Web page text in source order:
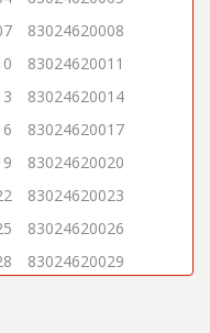
83024620008
83024620011
83024620014
83024620017
83024620020
83024620023
83024620026
83024620029